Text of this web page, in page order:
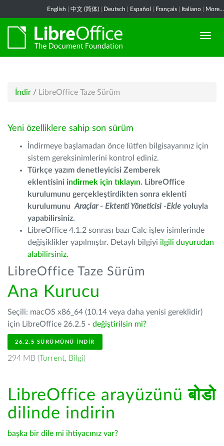
English 中文 (简体) Deutsch Español Français Italiano More...
İndir / LibreOffice Taze Sürüm
Yeni özelliklere sahip son sürüm
İndirmeye başlamadan önce lütfen bilgisayarınız için
sistem gereksinimlerini kontrol ediniz.
Türkçe yazım denetleyicisi Zemberek
eklentisini indirmek için tıklayın. LibreOffice
kurulumunu gerçekleştirdikten sonra eklenti
kurulumunu Araçlar - Ektenti Yöneticisi -Ekle yoluyla
yapabilirsiniz.
LibreOffice 4.1.2 sonrası bazı Calc işlev isimlerinde
değişiklikler yapılmıştır. Detaylı bilgiyi ilgili duyurudan
alabilirsiniz.
LibreOffice Taze Sürüm
Ana Kurucu
Seçili: macOS x86_64 (10.14 veya daha yenisi gereklidir)
için LibreOffice 26.2.5 - değiştirilsin mi?
26.2.5 SÜRÜMÜNÜ İNDIR
294 MB (Torrent, Bilgi)
LibreOffice arayüzünüबोडो
dilinde indirin
başka bir dile mi ihtiyacınız var?